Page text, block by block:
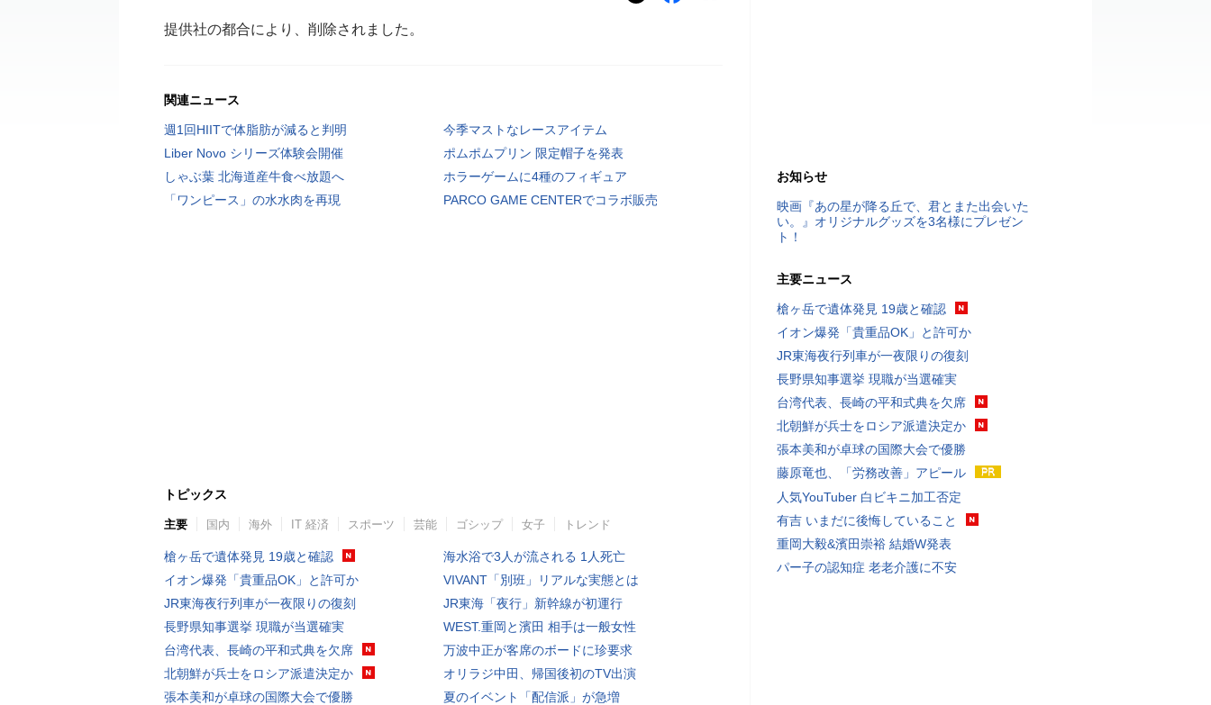
提供社の都合により、削除されました。
関連ニュース
週1回HIITで体脂肪が減ると判明
今季マストなレースアイテム
Liber Novo シリーズ体験会開催
ポムポムプリン 限定帽子を発表
しゃぶ葉 北海道産牛食べ放題へ
ホラーゲームに4種のフィギュア
「ワンピース」の水水肉を再現
PARCO GAME CENTERでコラボ販売
トピックス
主要 国内 海外 IT 経済 スポーツ 芸能 ゴシップ 女子 トレンド
槍ヶ岳で遺体発見 19歳と確認
イオン爆発「貴重品OK」と許可か
JR東海夜行列車が一夜限りの復刻
長野県知事選挙 現職が当選確実
台湾代表、長崎の平和式典を欠席
北朝鮮が兵士をロシア派遣決定か
張本美和が卓球の国際大会で優勝
海水浴で3人が流される 1人死亡
VIVANT「別班」リアルな実態とは
JR東海「夜行」新幹線が初運行
WEST.重岡と濱田 相手は一般女性
万波中正が客席のボードに珍要求
オリラジ中田、帰国後初のTV出演
夏のイベント「配信派」が急増
お知らせ
映画『あの星が降る丘で、君とまた出会いた
い。』オリジナルグッズを3名様にプレゼン
ト！
主要ニュース
槍ヶ岳で遺体発見 19歳と確認
イオン爆発「貴重品OK」と許可か
JR東海夜行列車が一夜限りの復刻
長野県知事選挙 現職が当選確実
台湾代表、長崎の平和式典を欠席
北朝鮮が兵士をロシア派遣決定か
張本美和が卓球の国際大会で優勝
藤原竜也、「労務改善」アピール
人気YouTuber 白ビキニ加工否定
有吉 いまだに後悔していること
重岡大毅&濱田崇裕 結婚W発表
パー子の認知症 老老介護に不安